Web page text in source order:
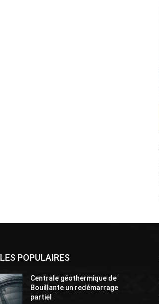
POPULAIRES
Centrale géothermique de
Bouillante un redémarrage
partiel